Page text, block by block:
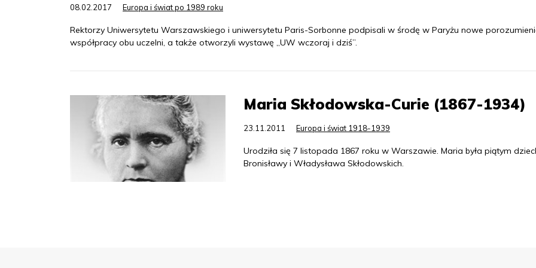
08.02.2017 Europa i świat po 1989 roku
Rektorzy Uniwersytetu Warszawskiego i uniwersytetu Paris-Sorbonne podpisali w środę w Paryżu nowe
współpracy obu uczelni, a także otworzyli wystawę „UW wczoraj i dziś”.
Maria Skłodowska-Curie (1867-1934)
23.11.2011 Europa i świat 1918-1939
Urodziła się 7 listopada 1867 roku w Warszawie. Maria była piątym
Bronisławy i Władysława Skłodowskich.